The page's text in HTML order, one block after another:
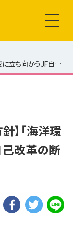
【特集・JFグループの運動方針】「海洋環境の激変に立ち向かうJF自己改革の断行」について紹介
】「海洋環
改革の断